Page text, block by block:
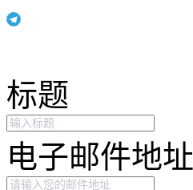
标题
电子邮件地址